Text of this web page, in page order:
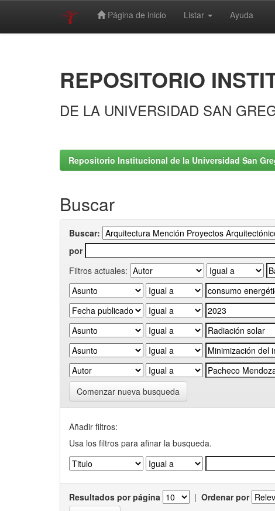
Página de inicio Listar Ayuda
REPOSITORIO
DE LA UNIVERSIDAD SAN
Repositorio Institucional de la Universidad San
Buscar
Buscar:
por
Filtros actuales:
Comenzar nueva busqueda
Añadir filtros:
Usa los filtros para afinar la busqueda.
Resultados por página | Ordenar por